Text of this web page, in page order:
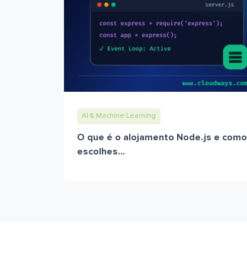
AI & Machine Learning
O que é o alojamento Node.js e como
escolhes...